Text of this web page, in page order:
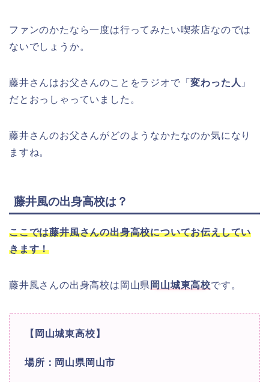
ファンのかたなら一度は行ってみたい喫茶店なのでは
ないでしょうか。
藤井さんはお父さんのことをラジオで「変わった人 」
だとおっしゃっていました。
藤井さんのお父さんがどのようなかたなのか気になり
ますね。
藤井風の出身高校は？
ここでは藤井風さんの出身高校についてお伝えしてい
きます！
藤井風さんの出身高校は岡山県 岡山城東高校です。
【岡山城東高校】
場所：岡山県岡山市